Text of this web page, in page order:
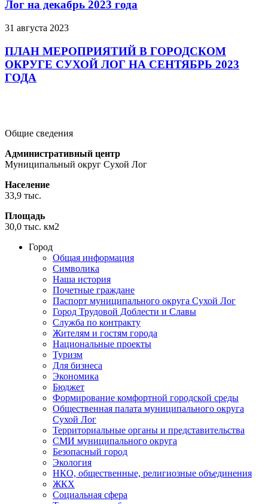
Лог на декабрь 2023 года
31 августа 2023
ПЛАН МЕРОПРИЯТИЙ В ГОРОДСКОМ
ОКРУГЕ СУХОЙ ЛОГ НА СЕНТЯБРЬ 2023
ГОДА
Общие сведения
Административный центр
Муниципальный округ Сухой Лог
Население
33,9 тыс.
Площадь
30,0 тыс. км2
Город
Общая информация
Символика
Наша история
Почетные граждане
Паспорт муниципального округа Сухой Лог
Город Трудовой Доблести и Славы
Служба по контракту
Жителям и гостям города
Национальные проекты
Туризм
Для бизнеса
Экономика
Бюджет
Формирование комфортной городской среды
Общественная палата муниципального округа
Сухой Лог
Территориальные органы и представительства
СМИ муниципального округа
Безопасный город
Экология
НКО, общественные, религиозные объединения
ЖКХ
Социальная сфера